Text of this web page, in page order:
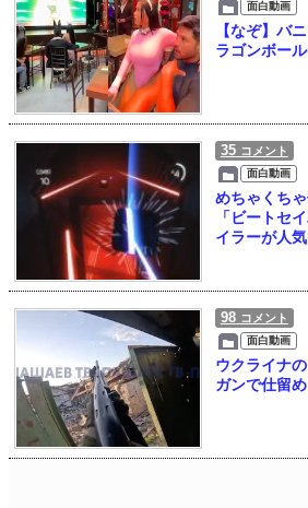
面白動画
【なぞ】バ
ラゴンボー
35 コメント
面白動画
めちゃくち
「ビートセ
イラーが人気
98 コメント
面白動画
ウクライナ
ガンで仕留